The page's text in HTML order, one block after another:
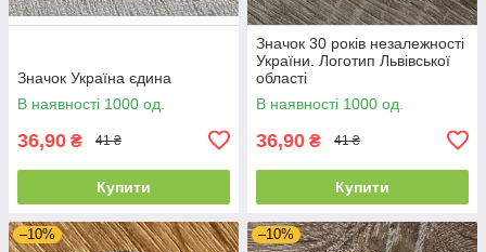
Значок Україна єдина
В наявності 1000 од.
36,90 ₴ 41 ₴
Купити
Значок 30 років незалежності
України. Логотип Львівської
області
В наявності 1000 од.
36,90 ₴ 41 ₴
Купити
–10% –10%